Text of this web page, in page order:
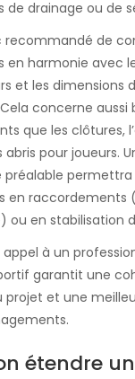
de drainage ou de
recommandé de
en harmonie avec
et les dimensions
concerne aussi
que les clôtures,
abris pour joueurs.
permettra
en raccordements
ou en stabilisation
appel à un
garantit une
projet et une
étendre